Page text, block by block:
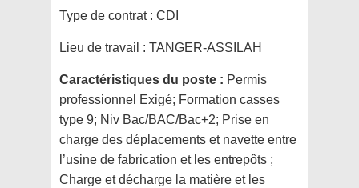
Type de contrat : CDI
Lieu de travail : TANGER-ASSILAH
Caractéristiques du poste : Permis
professionnel Exigé; Formation casses
type 9; Niv Bac/BAC/Bac+2; Prise en
charge des déplacements et navette entre
l’usine de fabrication et les entrepôts ;
Charge et décharge la matière et les